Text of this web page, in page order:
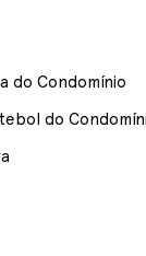
do Condomínio
do